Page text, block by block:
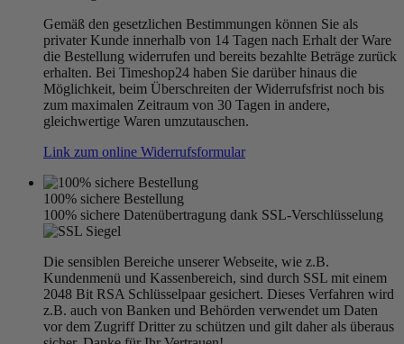
Gemäß den gesetzlichen Bestimmungen können Sie als
privater Kunde innerhalb von 14 Tagen nach Erhalt der Ware
die Bestellung widerrufen und bereits bezahlte Beträge zurück
erhalten. Bei Timeshop24 haben Sie darüber hinaus die
Möglichkeit, beim Überschreiten der Widerrufsfrist noch bis
zum maximalen Zeitraum von 30 Tagen in andere,
gleichwertige Waren umzutauschen.
Link zum online Widerrufsformular
100% sichere Bestellung
100% sichere Datenübertragung dank SSL-Verschlüsselung
Die sensiblen Bereiche unserer Webseite, wie z.B.
Kundenmenü und Kassenbereich, sind durch SSL mit einem
2048 Bit RSA Schlüsselpaar gesichert. Dieses Verfahren wird
z.B. auch von Banken und Behörden verwendet um Daten
vor dem Zugriff Dritter zu schützen und gilt daher als überaus